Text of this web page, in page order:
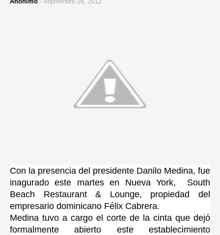
Con la presencia del presidente Danilo Medina, fue
inagurado este martes en Nueva York, South
Beach Restaurant & Lounge, propiedad del
empresario dominicano Félix Cabrera.
Medina tuvo a cargo el corte de la cinta que dejó
formalmente abierto este establecimiento